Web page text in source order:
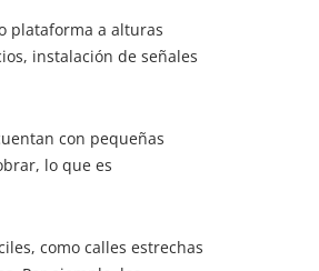
plataforma a alturas
instalación de señales
con pequeñas
lo que es
como calles estrechas